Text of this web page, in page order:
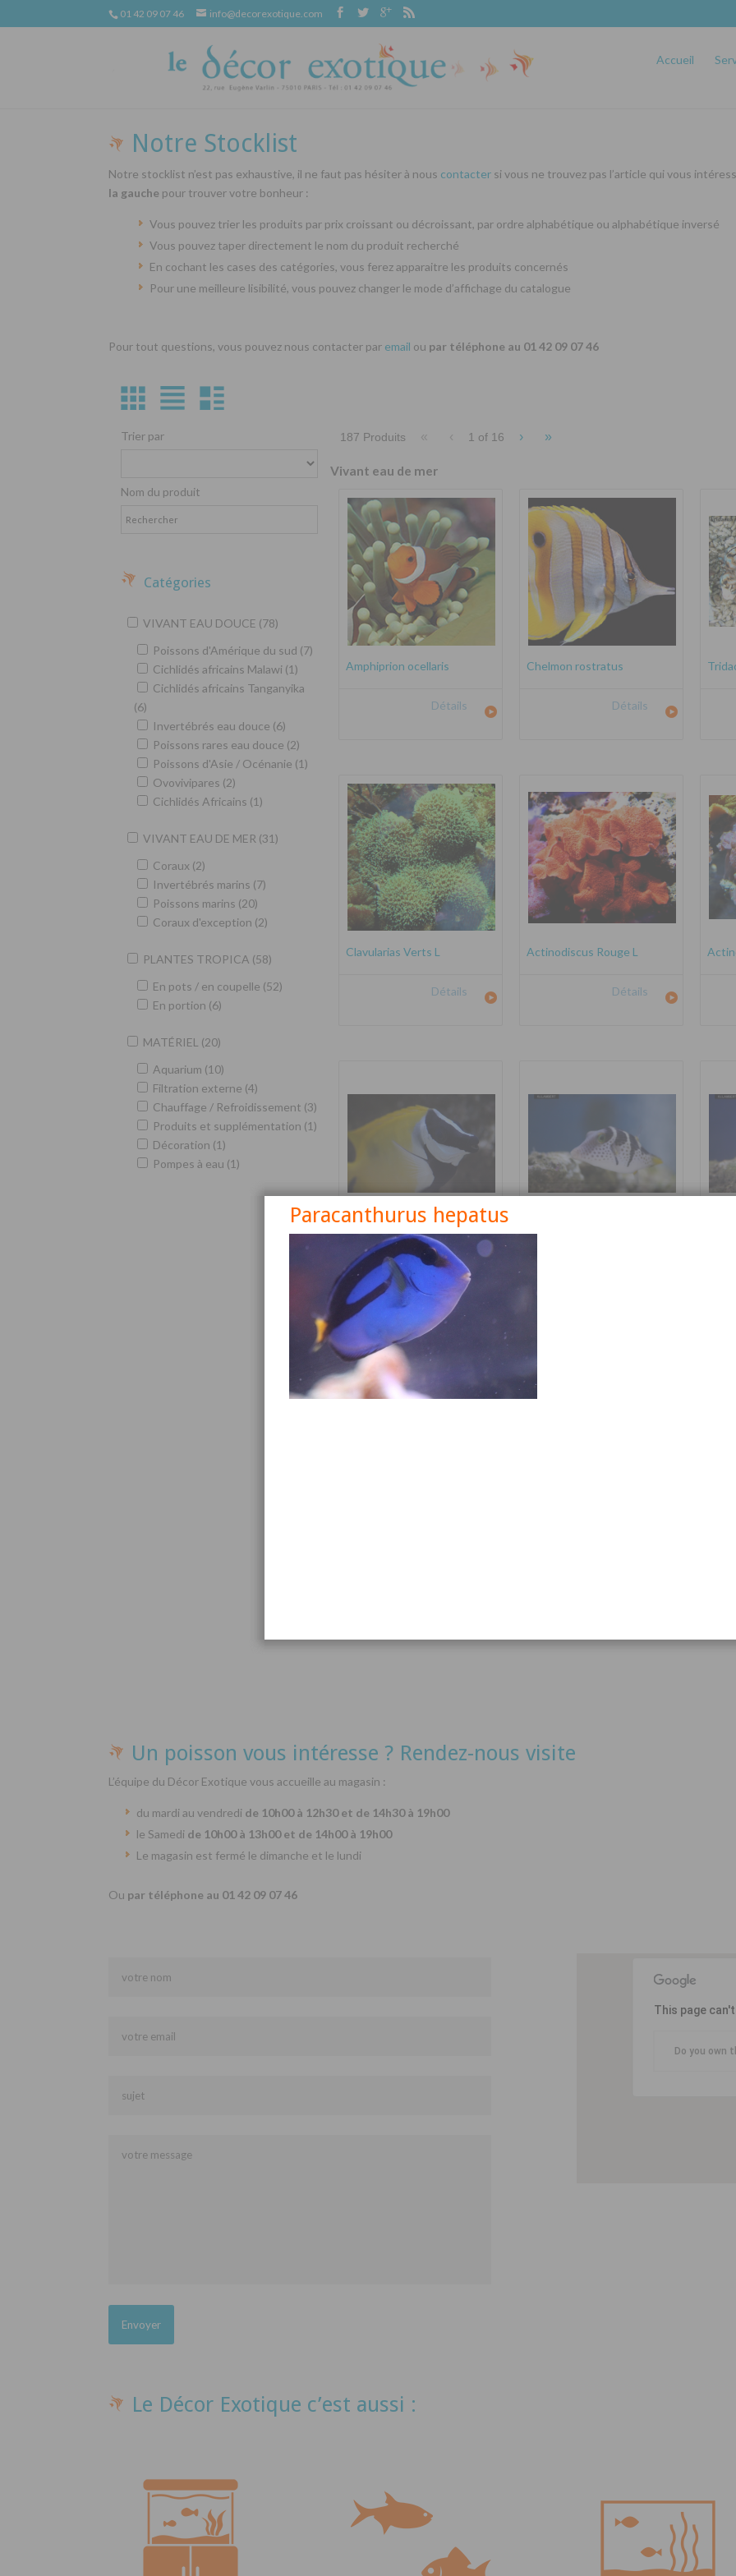
01 42 09 07 46 info@decorexotique.com
Accueil
Notre Stocklist
Notre stocklist n’est pas exhaustive, il ne faut pas hésiter à nous contacter si vous ne trouvez pas l’article qui vous
la gauche pour trouver votre bonheur :
Vous pouvez trier les produits par prix croissant ou décroissant, par ordre alphabétique ou alphabétique inversé
Vous pouvez taper directement le nom du produit recherché
En cochant les cases des catégories, vous ferez apparaitre les produits concernés
Pour une meilleure lisibilité, vous pouvez changer le mode d’affichage du catalogue
Pour tout questions, vous pouvez nous contacter par email ou par téléphone au 01 42 09 07 46
Trier par
Nom du produit
Catégories
VIVANT EAU DOUCE (78)
Poissons d'Amérique du sud (7)
Cichlidés africains Malawi (1)
Cichlidés africains Tanganyika
(6)
Invertébrés eau douce (6)
Poissons rares eau douce (2)
Poissons d'Asie / Océnanie (1)
Ovovivipares (2)
Cichlidés Africains (1)
VIVANT EAU DE MER (31)
Coraux (2)
Invertébrés marins (7)
Poissons marins (20)
Coraux d'exception (2)
PLANTES TROPICA (58)
En pots / en coupelle (52)
En portion (6)
MATÉRIEL (20)
Aquarium (10)
Filtration externe (4)
Chauffage / Refroidissement (3)
Produits et supplémentation (1)
Décoration (1)
Pompes à eau (1)
187 Produits « ‹ 1 of 16 › »
Vivant eau de mer
Amphiprion ocellaris
Détails
Chelmon rostratus
Détails
Clavularias Verts L
Détails
Actinodiscus Rouge L
Détails
Siganus vulpinus
Détails
Canthigaster valentini
Un poisson vous intéresse ? Rendez-nous visite
L’équipe du Décor Exotique vous accueille au magasin :
du mardi au vendredi de 10h00 à 12h30 et de 14h30 à 19h00
le Samedi de 10h00 à 13h00 et de 14h00 à 19h00
Le magasin est fermé le dimanche et le lundi
Ou par téléphone au 01 42 09 07 46
This page
Do you own
Le Décor Exotique c’est aussi :
Paracanthurus hepatus